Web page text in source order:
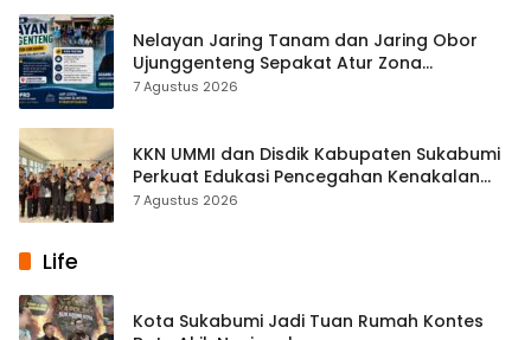
Nelayan Jaring Tanam dan Jaring Obor
Ujunggenteng Sepakat Atur Zona
Penangkapan
7 Agustus 2026
KKN UMMI dan Disdik Kabupaten Sukabumi
Perkuat Edukasi Pencegahan Kenakalan
Remaja di SMPN 2 Tegalbuleud
7 Agustus 2026
Life
Kota Sukabumi Jadi Tuan Rumah Kontes